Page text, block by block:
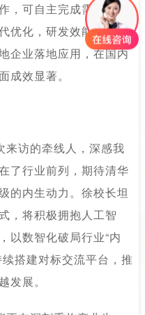
，可自主完成需求分
优化，研发效能显著提
企业落地应用，在国内
成效显著。
来访的牵线人，深感我
了行业前列，期待清华
的内生动力。徐校长坦
，将积极拥抱人工智
以数智化破局行业“内
搭建对标交流平台，推
发展。